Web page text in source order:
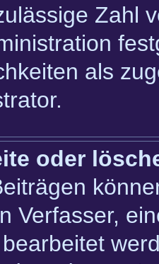
Zahl
als
oder
Verfasser,